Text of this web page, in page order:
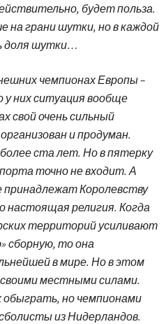
будет польза.
на грани шутки, но в каждой
доля шутки…
чемпионах Европы –
у них ситуация вообще
свой очень сильный
и продуман.
ста лет. Но в пятерку
точно не входит. А
Королевству
настоящая религия. Когда
территорий усиливают
сборную, то она
в мире. Но в этом
местными силами.
обыграть, но чемпионами
из Нидерландов.